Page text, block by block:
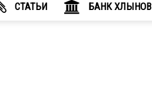
CТАТЬИ БАНК ХЛЫНОВ